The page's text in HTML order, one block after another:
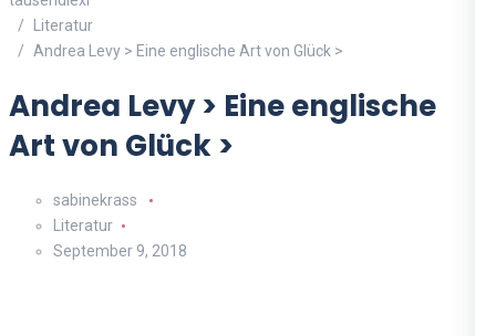
Literatur
Andrea Levy > Eine englische Art von Glück >
Andrea Levy > Eine englische
Art von Glück >
sabinekrass
Literatur
September 9, 2018